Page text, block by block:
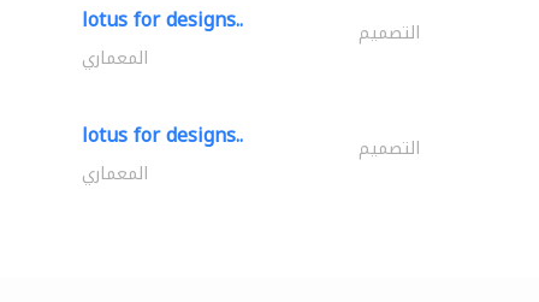
lotus for designs.. التصميم
المعماري
lotus for designs.. التصميم
المعماري